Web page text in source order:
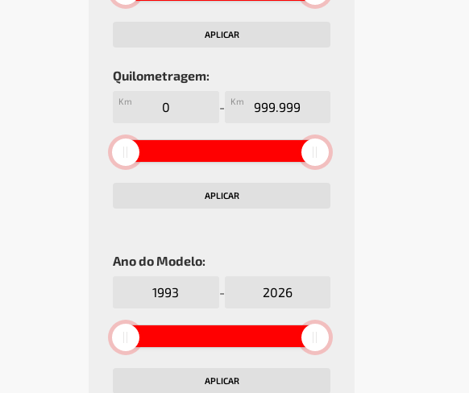
APLICAR
Quilometragem:
Km - Km
APLICAR
Ano do Modelo:
-
APLICAR